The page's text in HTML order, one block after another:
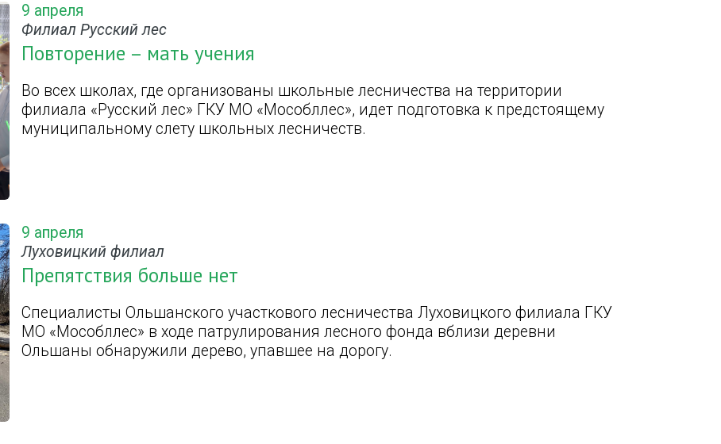
9 апреля
Филиал Русский лес
Повторение – мать учения
Во всех школах, где организованы школьные лесничества на территории
филиала «Русский лес» ГКУ МО «Мособллес», идет подготовка к предстоящему
муниципальному слету школьных лесничеств.
9 апреля
Луховицкий филиал
Препятствия больше нет
Специалисты Ольшанского участкового лесничества Луховицкого филиала ГКУ
МО «Мособллес» в ходе патрулирования лесного фонда вблизи деревни
Ольшаны обнаружили дерево, упавшее на дорогу.